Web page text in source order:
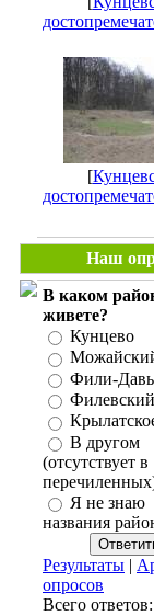
[
Наш
В каком
живете?
Кунцево
Фили-
В другом
(отсутствует в
Я не знаю
названия
Результаты |
опросов
Всего ответов: